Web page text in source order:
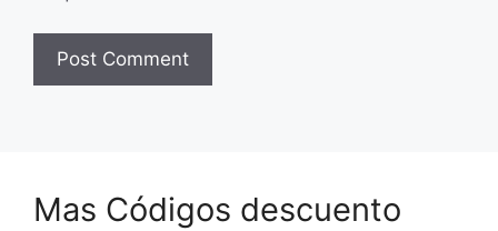
Mas Códigos descuento